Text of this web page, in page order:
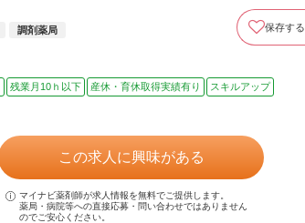
調剤薬局 保存する
残業月10ｈ以下 産休・育休取得実績有り
スキルアップ
この求人に興味がある
マイナビ薬剤師が求人情報を無料でご提供します。
薬局・病院等への直接応募・問い合わせではありません
のでご安心ください。